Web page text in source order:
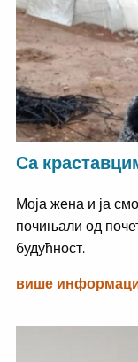
Са
Моја жена и ја
почињали од
будућност.
више